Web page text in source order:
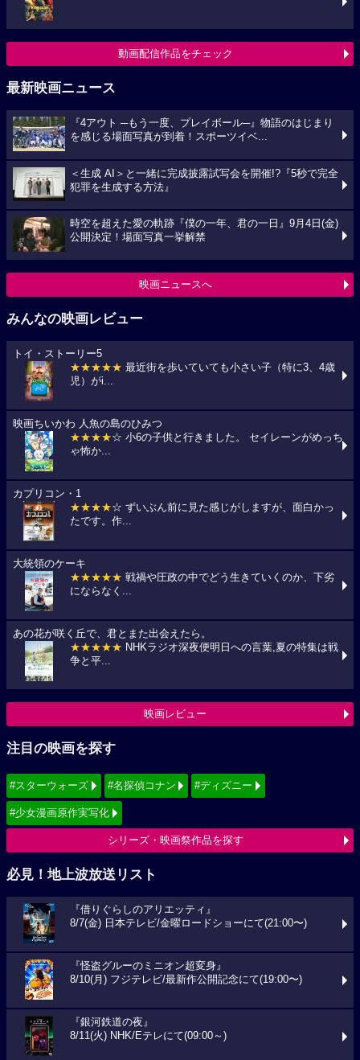
動画配信作品をチェック
最新映画ニュース
『4アウト ─もう一度、プレイボール─』物語のはじまり
を感じる場面写真が到着！スポーツイベ...
＜生成 AI＞と一緒に完成披露試写会を開催!?『5秒で完全
犯罪を生成する方法』
時空を超えた愛の軌跡『僕の一年、君の一日』9月4日(金)
公開決定！場面写真一挙解禁
映画ニュースへ
みんなの映画レビュー
トイ・ストーリー5
★★★★★ 最近街を歩いていても小さい子（特に3、4歳
児）がi...
映画ちいかわ 人魚の島のひみつ
★★★★☆ 小6の子供と行きました。 セイレーンがめっち
ゃ怖か...
カプリコン・1
★★★★☆ ずいぶん前に見た感じがしますが、面白かっ
たです。作...
大統領のケーキ
★★★★★ 戦禍や圧政の中でどう生きていくのか、下劣
にならなく...
あの花が咲く丘で、君とまた出会えたら。
★★★★★ NHKラジオ深夜便明日への言葉,夏の特集は戦
争と平...
映画レビュー
注目の映画を探す
#スターウォーズ #名探偵コナン #ディズニー
#少女漫画原作実写化
シリーズ・映画祭作品を探す
必見！地上波放送リスト
『借りぐらしのアリエッティ』
8/7(金) 日本テレビ/金曜ロードショーにて(21:00〜)
『怪盗グルーのミニオン超変身』
8/10(月) フジテレビ/最新作公開記念にて(19:00〜)
『銀河鉄道の夜』
8/11(火) NHK/Eテレにて(09:00～)